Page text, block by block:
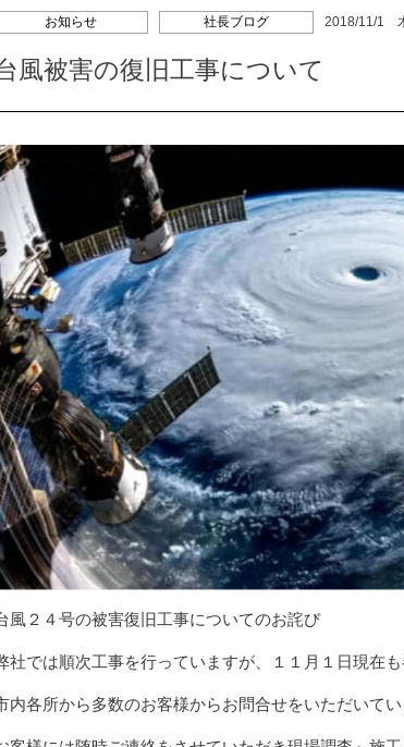
お知らせ 社長ブログ 2018/11/1
風被害の復旧工事について
風２４号の被害復旧工事についてのお詫び
社では順次工事を行っていますが、１１月１日現在も
内各所から多数のお客様からお問合せをいただいてい